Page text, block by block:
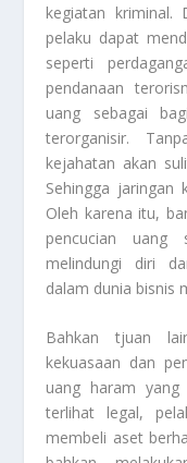
kegiatan kriminal.
pelaku dapat
seperti
pendanaan
uang sebagai
terorganisir.
kejahatan akan
Sehingga jaringan
Oleh karena itu,
pencucian uang
melindungi diri
dalam dunia bisnis
Bahkan tjuan
kekuasaan dan
uang haram yang
terlihat legal,
membeli aset